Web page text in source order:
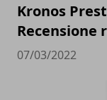
Kronos
Recensione
07/03/2022